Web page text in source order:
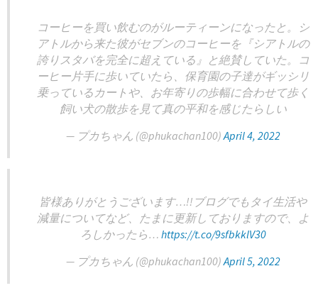
コーヒーを買い飲むのがルーティーンになったと。シ
アトルから来た彼がセブンのコーヒーを『シアトルの
誇りスタバを完全に超えている』と絶賛していた。コ
ーヒー片手に歩いていたら、保育園の子達がギッシリ
乗っているカートや、お年寄りの歩幅に合わせて歩く
飼い犬の散歩を見て真の平和を感じたらしい
— プカちゃん (@phukachan100)April 4, 2022
皆様ありがとうございます…!!ブログでもタイ生活や
減量についてなど、たまに更新しておりますので、よ
ろしかったら… https://t.co/9sfbkklV30
— プカちゃん (@phukachan100)April 5, 2022